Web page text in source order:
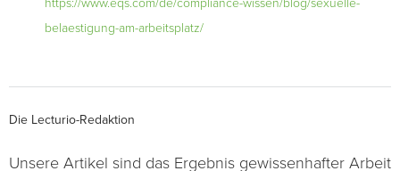
https://www.eqs.com/de/compliance-wissen/blog/sexuelle-
belaestigung-am-arbeitsplatz/
Die Lecturio-Redaktion
Unsere Artikel sind das Ergebnis gewissenhafter Arbeit